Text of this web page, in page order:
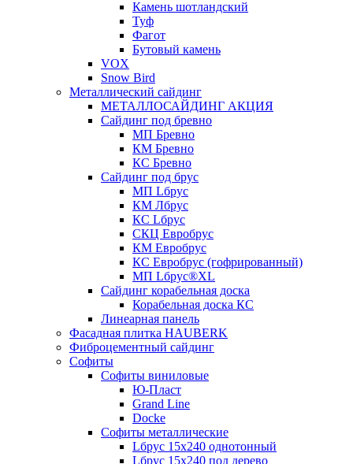
Камень шотландский
Туф
Фагот
Бутовый камень
VOX
Snow Bird
Металлический сайдинг
МЕТАЛЛОСАЙДИНГ АКЦИЯ
Сайдинг под бревно
МП Бревно
КМ Бревно
КС Бревно
Сайдинг под брус
МП Lбрус
КМ Лбрус
КС Lбрус
СКЦ Евробрус
КМ Евробрус
КС Евробрус (гофрированный)
МП Lбрус®XL
Сайдинг корабельная доска
Корабельная доска КС
Линеарная панель
Фасадная плитка HAUBERK
Фиброцементный сайдинг
Софиты
Софиты виниловые
Ю-Пласт
Grand Line
Docke
Софиты металлические
Lбрус 15x240 однотонный
Lбрус 15x240 под дерево